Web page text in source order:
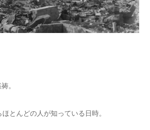
。
とんどの人が知っている日時。